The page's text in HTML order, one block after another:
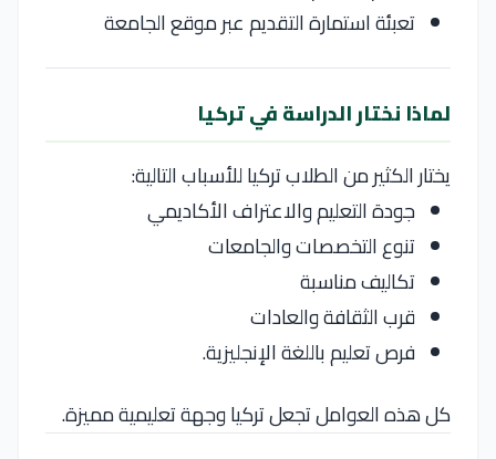
تعبئة استمارة التقديم عبر موقع الجامعة
لماذا نختار الدراسة في تركيا
يختار الكثير من الطلاب تركيا للأسباب التالية:
جودة التعليم والاعتراف الأكاديمي
تنوع التخصصات والجامعات
تكاليف مناسبة
قرب الثقافة والعادات
فرص تعليم باللغة الإنجليزية.
كل هذه العوامل تجعل تركيا وجهة تعليمية مميزة.